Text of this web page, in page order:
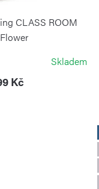
CLASS ROOM
Skladem
Kč